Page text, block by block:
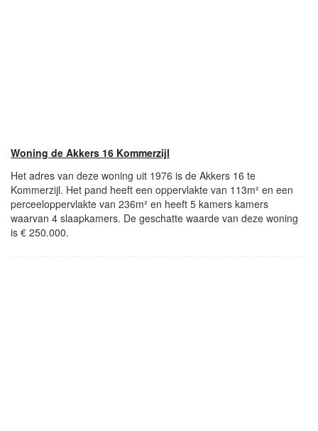
Woning de Akkers 16 Kommerzijl
Het adres van deze woning uit 1976 is de Akkers 16 te
Kommerzijl. Het pand heeft een oppervlakte van 113m² en een
perceeloppervlakte van 236m² en heeft 5 kamers kamers
waarvan 4 slaapkamers. De geschatte waarde van deze woning
is € 250.000.